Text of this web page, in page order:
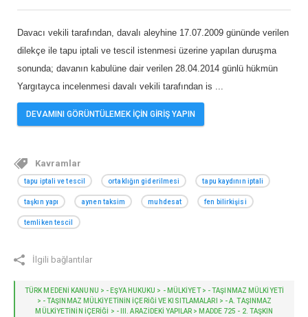
Davacı vekili tarafından, davalı aleyhine 17.07.2009 gününde verilen
dilekçe ile tapu iptali ve tescil istenmesi üzerine yapılan duruşma
sonunda; davanın kabulüne dair verilen 28.04.2014 günlü hükmün
Yargıtayca incelenmesi davalı vekili tarafından is ...
DEVAMINI GÖRÜNTÜLEMEK İÇİN GİRİŞ YAPIN
Kavramlar
tapu iptali ve tescil ortaklığın giderilmesi tapu kaydının iptali
taşkın yapı aynen taksim muhdesat fen bilirkişisi
temliken tescil
İlgili bağlantılar
TÜRK MEDENİ KANUNU > - EŞYA HUKUKU > - MÜLKİYET > - TAŞINMAZ MÜLKİYETİ
> - TAŞINMAZ MÜLKİYETİNİN İÇERİĞİ VE KISITLAMALARI > - A. TAŞINMAZ
MÜLKIYETININ IÇERIĞI > - III. ARAZIDEKI YAPILAR > MADDE 725 - 2. TAŞKIN